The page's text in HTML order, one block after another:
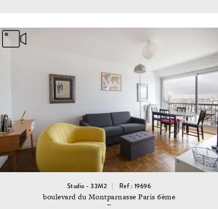
Studio - 33M2 Ref : 19696
boulevard du Montparnasse Paris 6ème